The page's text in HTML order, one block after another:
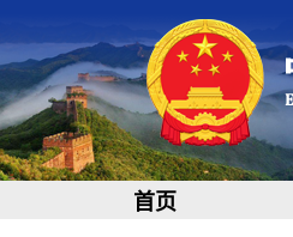
首页